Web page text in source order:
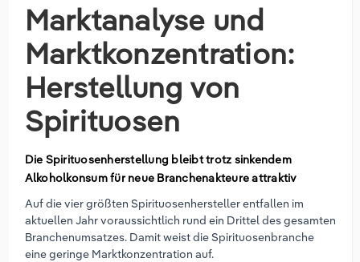
Marktanalyse und
Marktkonzentration:
Herstellung von
Spirituosen
Die Spirituosenherstellung bleibt trotz sinkendem
Alkoholkonsum für neue Branchenakteure attraktiv
Auf die vier größten Spirituosenhersteller entfallen im
aktuellen Jahr voraussichtlich rund ein Drittel des gesamten
Branchenumsatzes. Damit weist die Spirituosenbranche
eine geringe Marktkonzentration auf.